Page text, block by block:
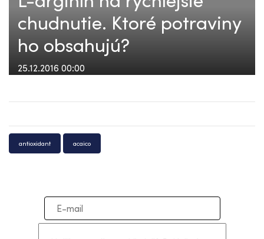
chudnutie. Ktoré potraviny
ho obsahujú?
25.12.2016 00:00
antioxidant acaico